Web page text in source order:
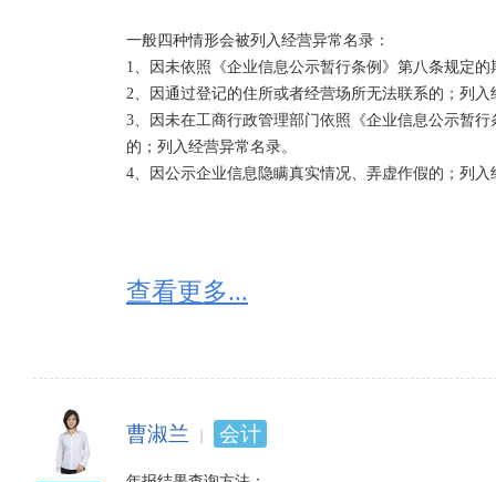
一般四种情形会被列入经营异常名录：
1、因未依照《企业信息公示暂行条例》第八条规定
2、因通过登记的住所或者经营场所无法联系的；列入
3、因未在工商行政管理部门依照《企业信息公示暂
的；列入经营异常名录。
4、因公示企业信息隐瞒真实情况、弄虚作假的；列入
查看更多...
曹淑兰 会计